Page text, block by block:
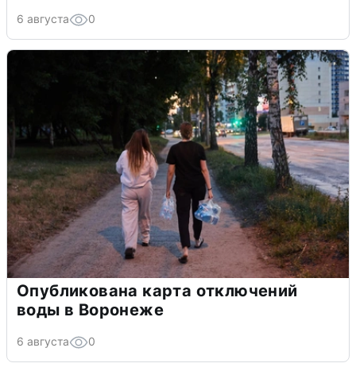
6 августа 0
Опубликована карта отключений
воды в Воронеже
6 августа 0